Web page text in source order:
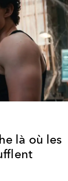
là où les